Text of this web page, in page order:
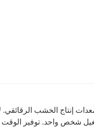
إنتاج الخشب الرقائقي.
واحد. توفير الوقت